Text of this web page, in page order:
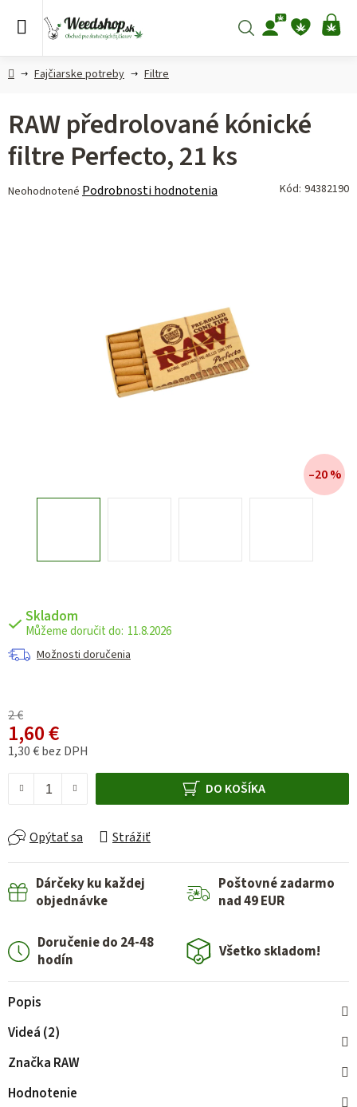
Hľadať
DomovFajčiarske potreby Filtre
Skladom
11.8.2026
Možnosti doručenia
2 €
1,60 €
1,30 € bez DPH
DO KOŠÍKA
Opýtať sa Strážiť
RAW předrolované kónické
filtre Perfecto, 21 ks
Priemerné
Neohodnotené Podrobnosti hodnotenia Kód: 94382190
–20 %
Dárčeky ku každej
objednávke
Poštovné zadarmo
nad 49 EUR
Doručenie do 24-48
hodín
Všetko skladom!
Popis
Videá (2)
Značka RAW
Hodnotenie